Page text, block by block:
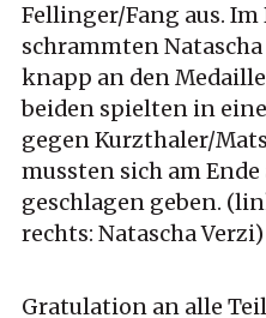
Fellinger/Fang aus.
schrammten
knapp an den
beiden spielten in
gegen Kurzthaler/
mussten sich am Ende
geschlagen geben.
rechts: Natascha Verzi)
Gratulation an alle